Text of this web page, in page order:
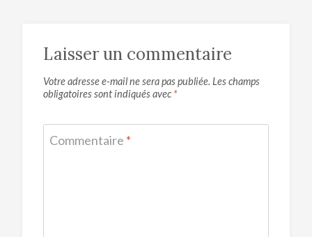
Laisser un commentaire
Votre adresse e-mail ne sera pas publiée. Les champs
obligatoires sont indiqués avec *
Commentaire *